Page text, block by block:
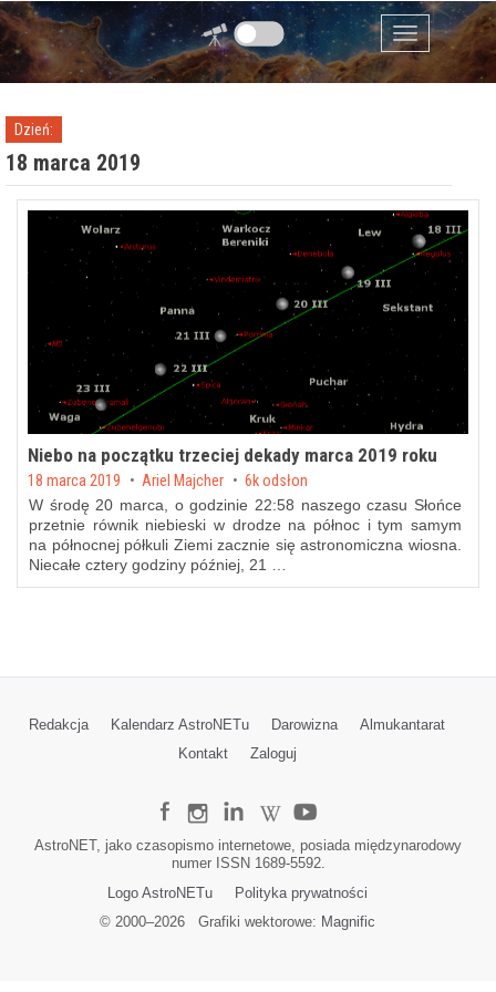
Przejdź do zawartości
Menu
Dzień:
18 marca 2019
Niebo na początku trzeciej dekady marca 2019 roku
Posted on
18 marca 2019 by Ariel Majcher 6k odsłon
W środę 20 marca, o godzinie 22:58 naszego czasu Słońce
przetnie równik niebieski w drodze na północ i tym samym
na północnej półkuli Ziemi zacznie się astronomiczna wiosna.
Niecałe cztery godziny później, 21 …
Redakcja Kalendarz AstroNETu Darowizna
Almukantarat
Kontakt
Zaloguj
AstroNET, jako czasopismo internetowe, posiada międzynarodowy
numer ISSN 1689-5592.
Logo AstroNETu
Polityka prywatności
© 2000–2026Grafiki wektorowe: Magnific